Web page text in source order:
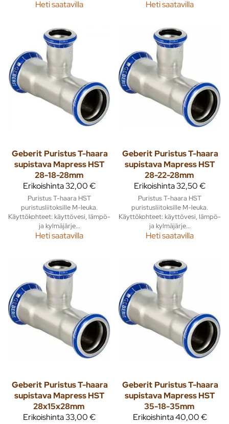
Heti saatavilla Heti saatavilla
Geberit Puristus T-haara
supistava Mapress HST
28-18-28mm
Erikoishinta32,00 €
Puristus T-haara HST
puristusliitoksille M-leuka.
Käyttökohteet: käyttövesi, lämpö-
ja kylmäjärje...
Heti saatavilla
Geberit Puristus T-haara
supistava Mapress HST
28-22-28mm
Erikoishinta32,50 €
Puristus T-haara HST
puristusliitoksille M-leuka.
Käyttökohteet: käyttövesi, lämpö-
ja kylmäjärje...
Heti saatavilla
Geberit Puristus T-haara
supistava Mapress HST
28x15x28mm
Erikoishinta33,00 €
Geberit Puristus T-haara
supistava Mapress HST
35-18-35mm
Erikoishinta40,00 €